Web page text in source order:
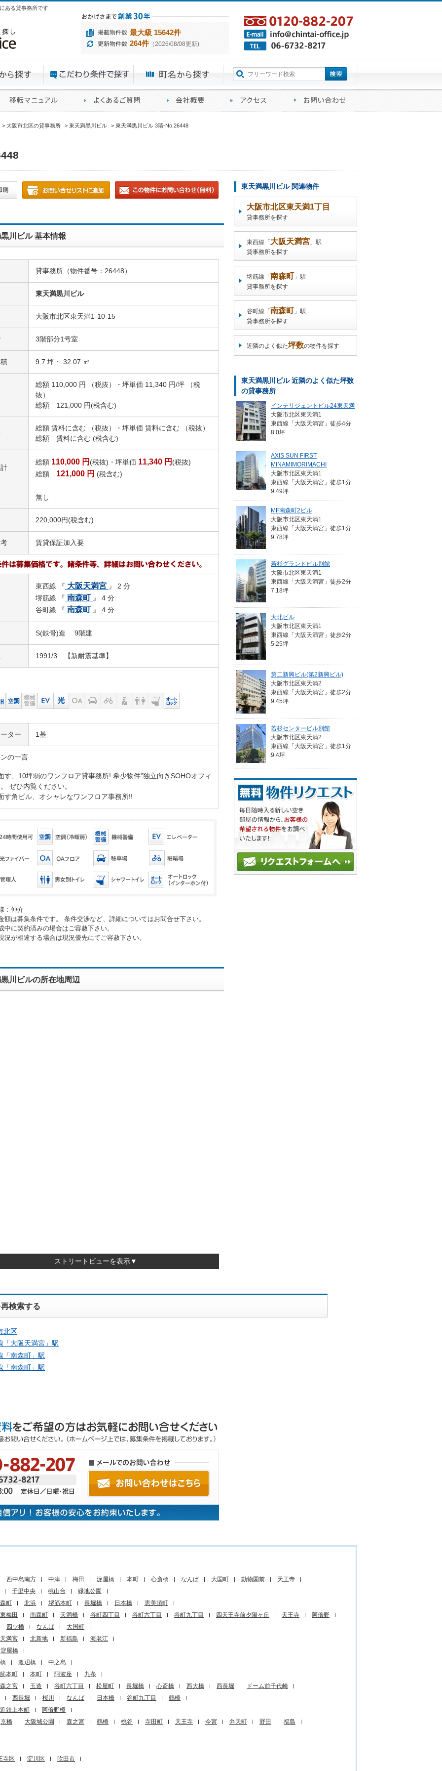
ある貸事務所です
最大級 15642件
264件（2026/08/08更新)
大阪市北区の貸事務所 東天満黒川ビル 東天満黒川ビル 3階-No.26448
川ビル 基本情報
貸事務所（物件番号：26448）
東天満黒川ビル
大阪市北区東天満1-10-15
3階部分1号室
9.7 坪・ 32.07 ㎡
総額 110,000 円 （税抜）・坪単価 11,340 円/坪 （税
抜）
総額 121,000 円(税含む)
総額 賃料に含む （税抜）・坪単価 賃料に含む （税抜）
総額 賃料に含む (税含む)
総額 110,000 円 (税抜)・坪単価 11,340 円 (税抜)
総額 121,000 円 (税含む)
無し
220,000円(税含む)
賃貸保証加入要
東西線 『 大阪天満宮 』 2 分
堺筋線 『 南森町 』 4 分
谷町線 『 南森町 』 4 分
S(鉄骨)造 9階建
1991/3 【新耐震基準】
ター 1基
の一言
す、10坪弱のワンフロア貸事務所! 希少物件”独立向きSOHOオフィ
ぜひ内覧ください。
す角ビル、オシャレなワンフロア事務所!!
：仲介
は募集条件です。 条件交渉など、詳細についてはお問合せ下さい。
に契約済みの場合はご容赦下さい。
が相違する場合は現況優先にてご容赦下さい。
川ビルの所在地周辺
ストリートビューを表示▼
検索する
北区
「大阪天満宮 」駅
「南森町 」駅
「南森町 」駅
東天満黒川ビル 関連物件
大阪市北区東天満1丁目
貸事務所を探す
東西線「 大阪天満宮 」駅
貸事務所を探す
堺筋線「 南森町 」駅
貸事務所を探す
谷町線「 南森町 」駅
貸事務所を探す
近隣のよく似た坪数の物件を探す
東天満黒川ビル 近隣のよく似た坪数
の貸事務所
インテリジェントビル24東天満
大阪市北区東天満1
東西線「大阪天満宮」徒歩4分
8.0坪
AXIS SUN FIRST
MINAMIMORIMACHI
大阪市北区東天満1
東西線「大阪天満宮」徒歩1分
9.49坪
MF南森町2ビル
大阪市北区東天満1
東西線「大阪天満宮」徒歩1分
9.78坪
若杉グランドビル別館
大阪市北区東天満1
東西線「大阪天満宮」徒歩2分
7.18坪
大北ビル
大阪市北区東天満1
東西線「大阪天満宮」徒歩2分
5.25坪
第二新興ビル(第2新興ビル)
大阪市北区東天満2
東西線「大阪天満宮」徒歩2分
9.45坪
若杉センタービル別館
大阪市北区東天満2
東西線「大阪天満宮」徒歩1分
9.4坪
西中島南方 中津 梅田 淀屋橋 本町 心斎橋 なんば 大国町 動物園前
天王寺
千里中央
桃山台
緑地公園
町
北浜 堺筋本町 長堀橋 日本橋
恵美須町
東梅田
南森町 天満橋 谷町四丁目 谷町六丁目 谷町九丁目 四天王寺前夕陽ヶ丘 天王寺
阿倍野
四ツ橋
なんば
大国町
満宮
北新地 新福島
海老江
淀屋橋
渡辺橋
中之島
本町
本町 阿波座
九条
森之宮
玉造 谷町六丁目 松屋町 長堀橋 心斎橋 西大橋 西長堀
ドーム前千代崎
西長堀
桜川 なんば 日本橋 谷町九丁目
鶴橋
近鉄上本町
阿倍野橋
京橋
大阪城公園 森之宮 鶴橋 桃谷 寺田町 天王寺 今宮 弁天町 野田 福島
寺区 淀川区 吹田市